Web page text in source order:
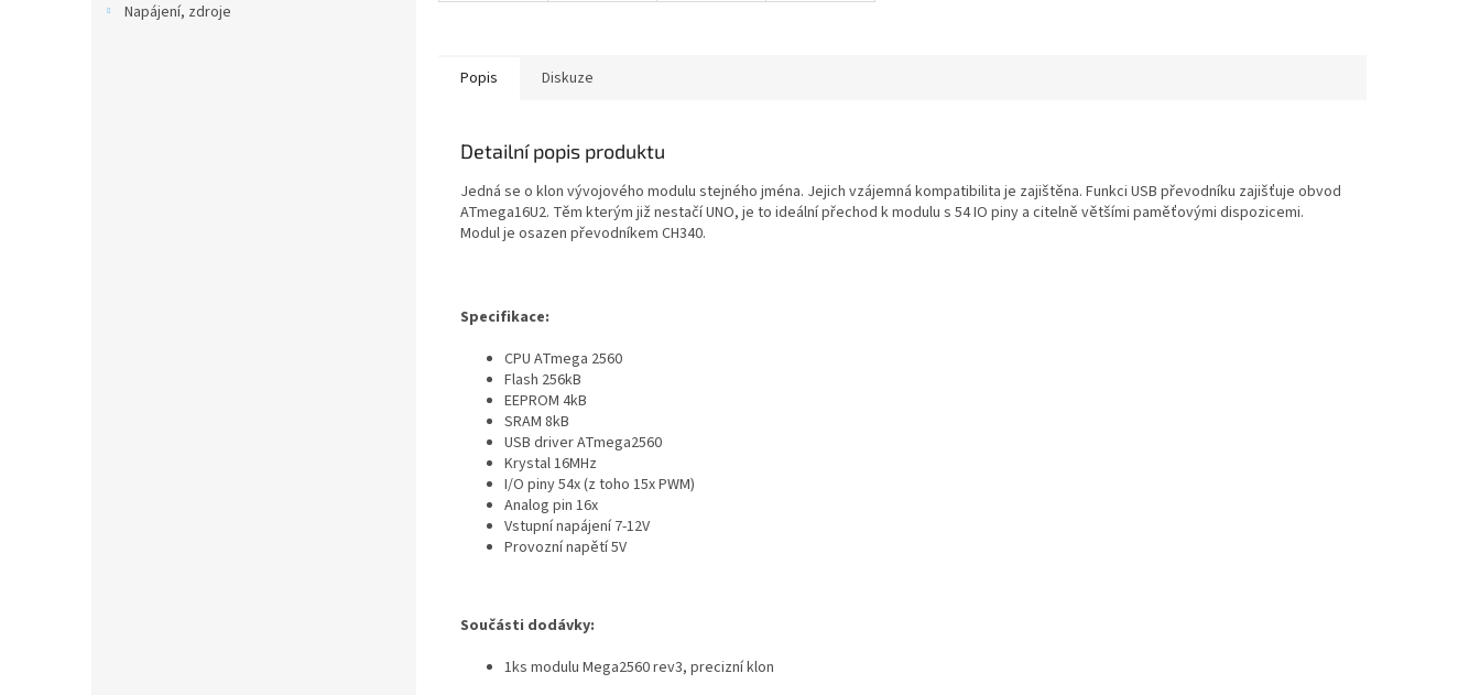
Napájení, zdroje
Popis Diskuze
Detailní popis produktu
Jedná se o klon vývojového modulu stejného jména. Jejich vzájemná kompatibilita je zajištěna. Funkci USB převodníku zajišťuje obvod
ATmega16U2. Těm kterým již nestačí UNO, je to ideální přechod k modulu s 54 IO piny a citelně většími paměťovými dispozicemi.
Modul je osazen převodníkem CH340.
Specifikace:
CPU ATmega 2560
Flash 256kB
EEPROM 4kB
SRAM 8kB
USB driver ATmega2560
Krystal 16MHz
I/O piny 54x (z toho 15x PWM)
Analog pin 16x
Vstupní napájení 7-12V
Provozní napětí 5V
Součásti dodávky:
1ks modulu Mega2560 rev3, precizní klon